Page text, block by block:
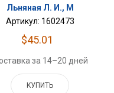
Льняная Л. И., М
Артикул: 1602473
$45.01
за 14–20 дней
КУПИТЬ